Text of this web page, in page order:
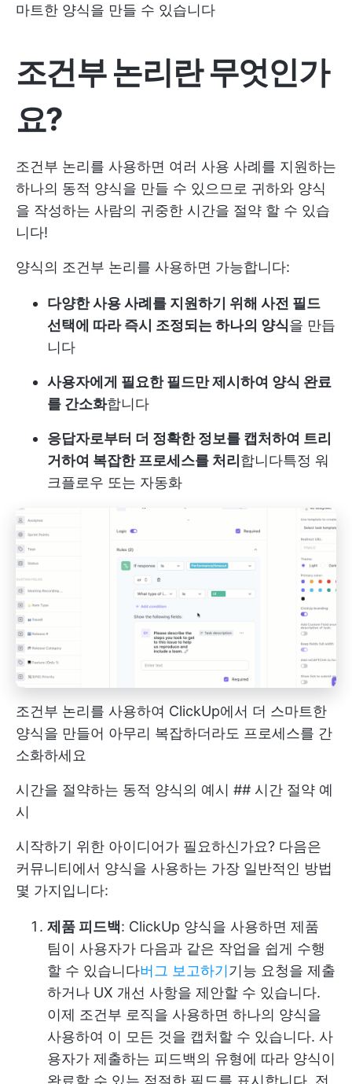
마트한 양식을 만들 수 있습니다
조건부 논리란 무엇인가
요?
조건부 논리를 사용하면 여러 사용 사례를 지원하는
하나의 동적 양식을 만들 수 있으므로 귀하와 양식
을 작성하는 사람의 귀중한 시간을 절약 할 수 있습
니다!
양식의 조건부 논리를 사용하면 가능합니다:
다양한 사용 사례를 지원하기 위해 사전 필드
선택에 따라 즉시 조정되는 하나의 양식을 만듭
니다
사용자에게 필요한 필드만 제시하여 양식 완료
를 간소화합니다
응답자로부터 더 정확한 정보를 캡처하여 트리
거하여 복잡한 프로세스를 처리합니다특정 워
크플로우 또는 자동화
조건부 논리를 사용하여 ClickUp에서 더 스마트한
양식을 만들어 아무리 복잡하더라도 프로세스를 간
소화하세요
시간을 절약하는 동적 양식의 예시 ## 시간 절약 예
시
시작하기 위한 아이디어가 필요하신가요? 다음은
커뮤니티에서 양식을 사용하는 가장 일반적인 방법
몇 가지입니다:
제품 피드백: ClickUp 양식을 사용하면 제품
팀이 사용자가 다음과 같은 작업을 쉽게 수행
할 수 있습니다버그 보고하기기능 요청을 제출
하거나 UX 개선 사항을 제안할 수 있습니다.
이제 조건부 로직을 사용하면 하나의 양식을
사용하여 이 모든 것을 캡처할 수 있습니다. 사
용자가 제출하는 피드백의 유형에 따라 양식이
완료할 수 있는 적절한 필드를 표시합니다. 전